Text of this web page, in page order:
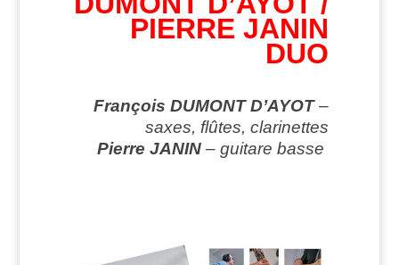
PIERRE JANIN
DUO
François DUMONT D’AYOT–
saxes, flûtes, clarinettes
Pierre JANIN– guitare basse